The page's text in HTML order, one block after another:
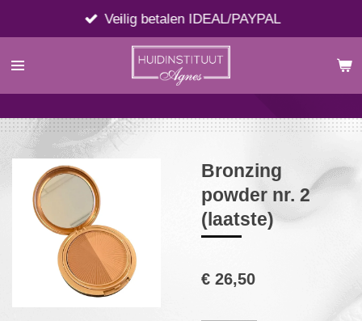
direct
naar
Veilig betalen IDEAL/PAYPAL
Bronzing
powder nr. 2
(laatste)
€ 26,50